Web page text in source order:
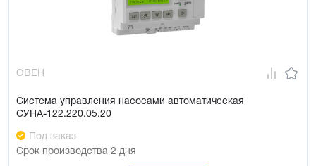
ОВЕН
Система управления насосами автоматическая
СУНА-122.220.05.20
Под заказ
Срок производства 2 дня